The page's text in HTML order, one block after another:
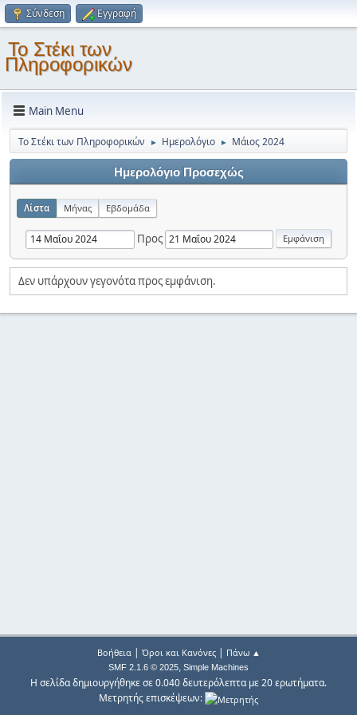
Σύνδεση Εγγραφή
Το Στέκι των
Πληροφορικών
Main Menu
Το Στέκι των Πληροφορικών ► Ημερολόγιο ► Μάιος 2024
Ημερολόγιο Προσεχώς
Λίστα Μήνας Εβδομάδα
Προς
Δεν υπάρχουν γεγονότα προς εμφάνιση.
Βοήθεια| Όροι και Κανόνες| Πάνω ▲
SMF 2.1.6 © 2025, Simple Machines
Η σελίδα δημιουργήθηκε σε 0.040 δευτερόλεπτα με 20 ερωτήματα.
Μετρητής επισκέψεων: